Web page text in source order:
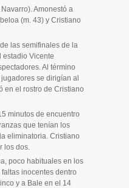
Amonestó a
(m. 43) y Cristiano
las semifinales de la
estadio Vicente
Al término
se dirigían al
en el rostro de Cristiano
minutos de encuentro
que tenían los
eliminatoria. Cristiano
los dos.
poco habituales en los
faltas inocentes dentro
y a Bale en el 14